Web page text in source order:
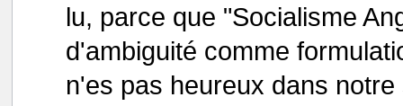
lu, parce que "Socialisme
d'ambiguité comme
n'es pas heureux dans